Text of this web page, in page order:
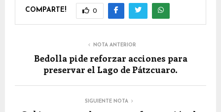
COMPARTE! 0
NOTA ANTERIOR
Bedolla pide reforzar acciones para
preservar el Lago de Pátzcuaro.
SIGUIENTE NOTA